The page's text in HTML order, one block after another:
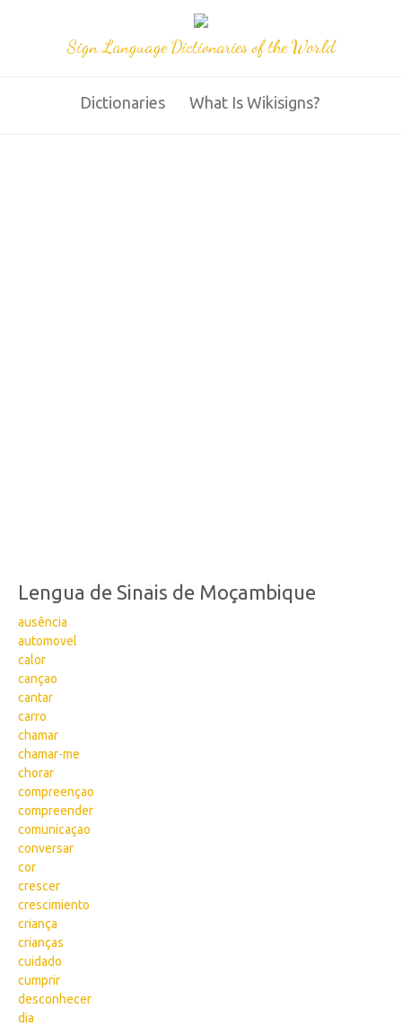
Sign Language Dictionaries of the World
Dictionaries What Is Wikisigns?
Lengua de Sinais de Moçambique
ausência
automovel
calor
cançao
cantar
carro
chamar
chamar-me
chorar
compreençao
compreender
comunicaçao
conversar
cor
crescer
crescimiento
criança
crianças
cuidado
cumprir
desconhecer
dia